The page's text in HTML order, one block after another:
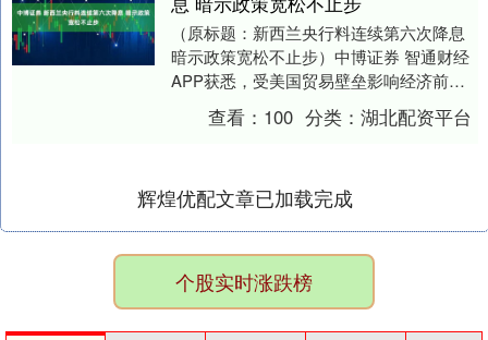
（原标题：新西兰央行料连续第六次降息
暗示政策宽松不止步）中博证券 智通财经
APP获悉，受美国贸易壁垒影响经济前景
趋黯，新西兰央行即将连续第六次会议宣
布降息，并....
查看： 100 分类：湖北配资平台
辉煌优配文章已加载完成
个股实时涨跌榜